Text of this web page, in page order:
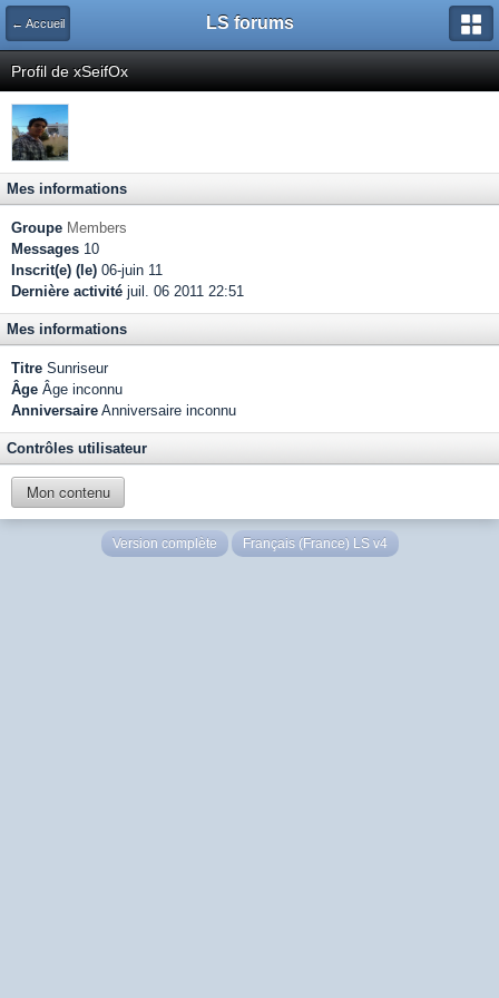
← Accueil LS forums
Profil de xSeifOx
Mes informations
Groupe Members
Messages 10
Inscrit(e) (le) 06-juin 11
Dernière activité juil. 06 2011 22:51
Mes informations
Titre Sunriseur
Âge Âge inconnu
Anniversaire Anniversaire inconnu
Contrôles utilisateur
Mon contenu
Version complète Français (France) LS v4